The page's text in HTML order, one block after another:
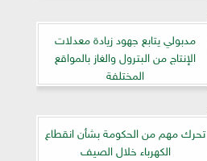
مدبولي يتابع جهود زيادة معدلات
الإنتاج من البترول والغاز بالمواقع
المختلفة
تحرك مهم من الحكومة بشأن انقطاع
الكهرباء خلال الصيف